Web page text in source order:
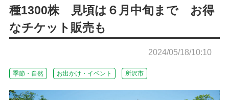
種1300株 見頃は６月中旬まで お得
なチケット販売も
2024/05/18/10:10
季節・自然 お出かけ・イベント 所沢市